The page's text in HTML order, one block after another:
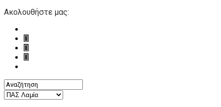
Ακολουθήστε μας: